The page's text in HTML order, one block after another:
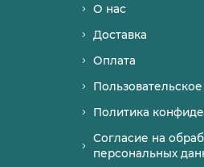
О нас
Доставка
Оплата
Политика
Согласие на
персональных